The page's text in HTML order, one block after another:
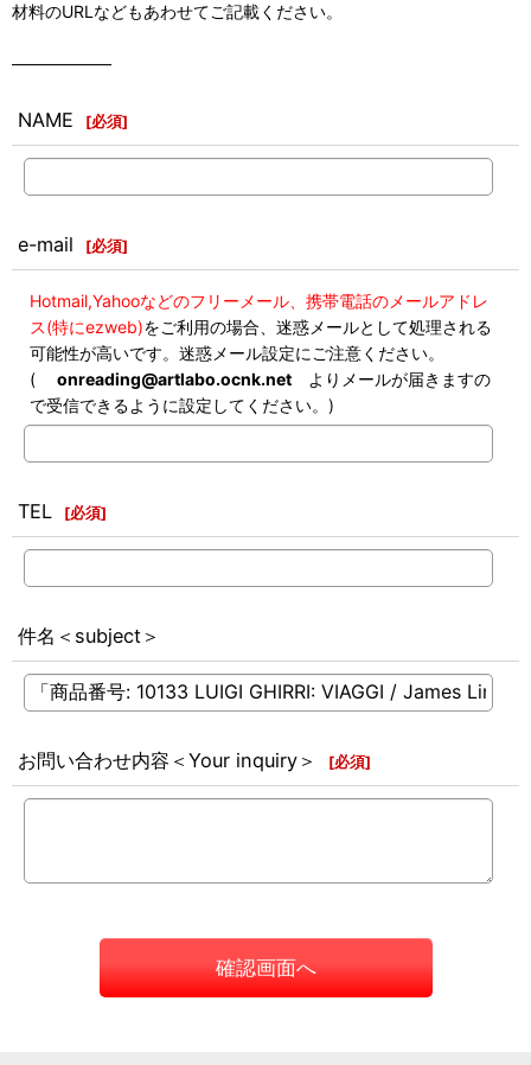
材料のURLなどもあわせてご記載ください。
――――――
NAME [必須]
e-mail [必須]
Hotmail,Yahooなどのフリーメール、携帯電話のメールアドレ
ス(特にezweb)をご利用の場合、迷惑メールとして処理される
可能性が高いです。迷惑メール設定にご注意ください。
( onreading@artlabo.ocnk.net よりメールが届きますの
で受信できるように設定してください。)
TEL [必須]
件名＜subject＞
お問い合わせ内容＜Your inquiry＞ [必須]
確認画面へ